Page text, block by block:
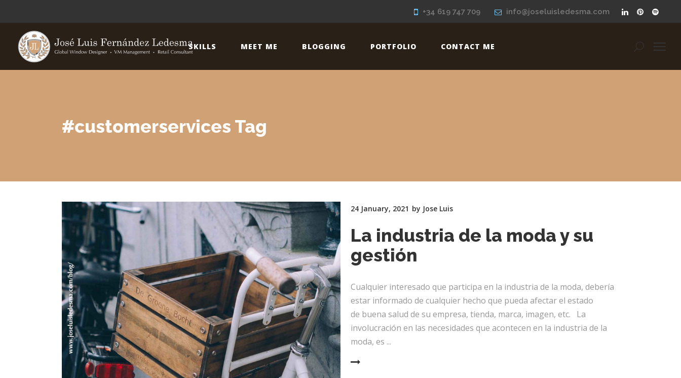
+34 619 747 709 info@joseluisledesma.com
SKILLS MEET ME BLOGGING PORTFOLIO CONTACT ME
#customerservices Tag
24 January, 2021 by Jose Luis
La industria de la moda y su
gestión
Cualquier interesado que participa en la industria de la moda, debería
estar informado de cualquier hecho que pueda afectar el estado
de buena salud de su empresa, tienda, marca, imagen, etc. La
involucración en las necesidades que acontecen en la industria de la
moda, es
READ MORE